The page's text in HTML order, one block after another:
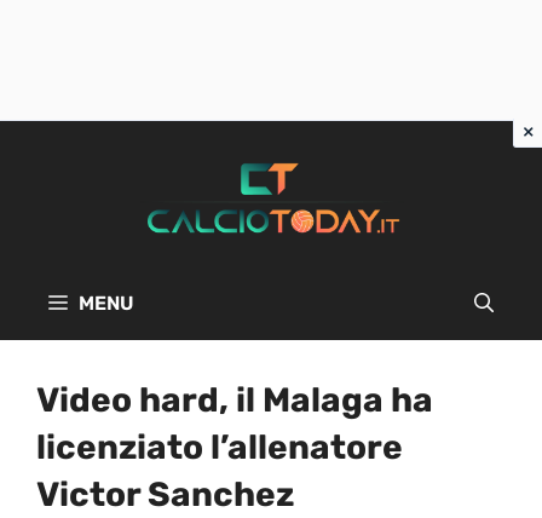
MENU
Video hard, il Malaga ha
licenziato l’allenatore
Victor Sanchez